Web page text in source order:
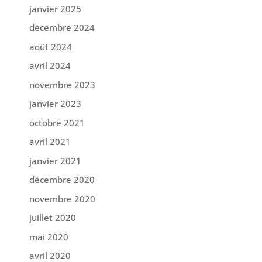
janvier 2025
décembre 2024
août 2024
avril 2024
novembre 2023
janvier 2023
octobre 2021
avril 2021
janvier 2021
décembre 2020
novembre 2020
juillet 2020
mai 2020
avril 2020